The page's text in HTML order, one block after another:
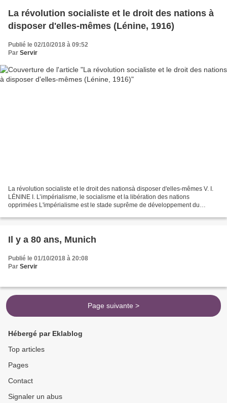
La révolution socialiste et le droit des nations à
disposer d'elles-mêmes (Lénine, 1916)
Publié le 02/10/2018 à 09:52
Par Servir
La révolution socialiste et le droit des nationsà disposer d'elles-mêmes V. I.
LÉNINE I. L’impérialisme, le socialisme et la libération des nations
opprimées L'impérialisme est le stade suprême de développement du
Il y a 80 ans, Munich
Publié le 01/10/2018 à 20:08
Par Servir
Page suivante >
Hébergé par Eklablog
Top articles
Pages
Contact
Signaler un abus